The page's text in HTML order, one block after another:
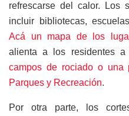
refrescarse del calor. Los
incluir bibliotecas,
Acá un mapa de los
alienta a los residentes
campos de rociado o una
Parques y Recreación.
Por otra parte, los